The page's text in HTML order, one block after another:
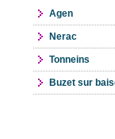
Agen
Nerac
Tonneins
Buzet sur